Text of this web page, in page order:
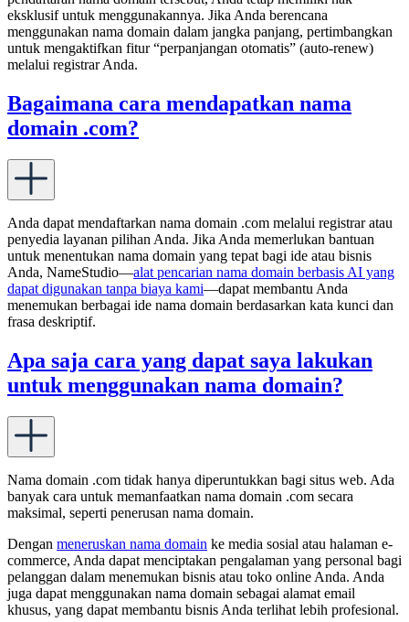
eksklusif untuk menggunakannya. Jika Anda berencana
menggunakan nama domain dalam jangka panjang, pertimbangkan
untuk mengaktifkan fitur “perpanjangan otomatis” (auto-renew)
melalui registrar Anda.
Bagaimana cara mendapatkan nama
domain .com?
Anda dapat mendaftarkan nama domain .com melalui registrar atau
penyedia layanan pilihan Anda. Jika Anda memerlukan bantuan
untuk menentukan nama domain yang tepat bagi ide atau bisnis
Anda, NameStudio—alat pencarian nama domain berbasis AI yang
dapat digunakan tanpa biaya kami—dapat membantu Anda
menemukan berbagai ide nama domain berdasarkan kata kunci dan
frasa deskriptif.
Apa saja cara yang dapat saya lakukan
untuk menggunakan nama domain?
Nama domain .com tidak hanya diperuntukkan bagi situs web. Ada
banyak cara untuk memanfaatkan nama domain .com secara
maksimal, seperti penerusan nama domain.
Dengan meneruskan nama domain ke media sosial atau halaman e-
commerce, Anda dapat menciptakan pengalaman yang personal bagi
pelanggan dalam menemukan bisnis atau toko online Anda. Anda
juga dapat menggunakan nama domain sebagai alamat email
khusus, yang dapat membantu bisnis Anda terlihat lebih profesional.